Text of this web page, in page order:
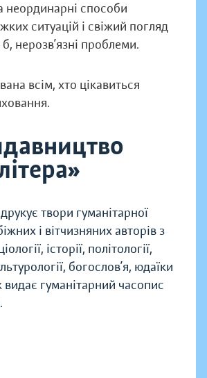
неординарні способи
ситуацій і свіжий погляд
нерозв’язні проблеми.
всім, хто цікавиться
твори гуманітарної
і вітчизняних авторів з
історії, політології,
богослов’я, юдаїки
гуманітарний часопис